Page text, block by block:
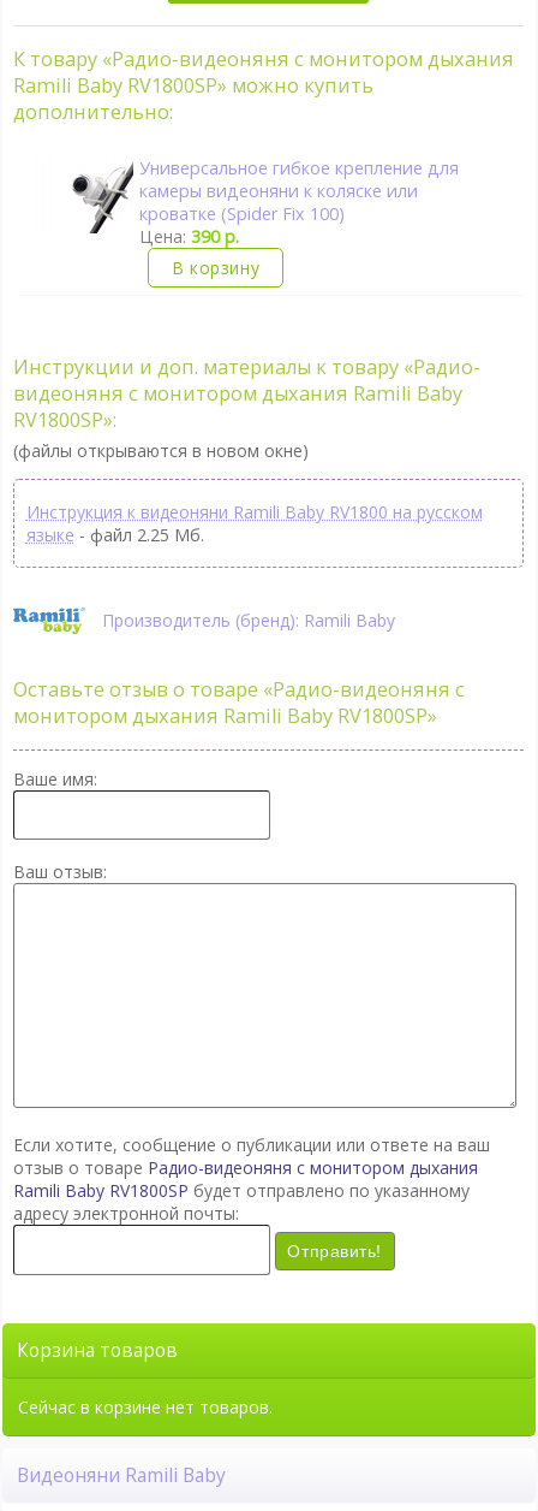
К товару «Радио-видеоняня с монитором дыхания
Ramili Baby RV1800SP» можно купить
дополнительно:
Универсальное гибкое крепление для
камеры видеоняни к коляске или
кроватке (Spider Fix 100)
Цена:390 р.
В корзину
Инструкции и доп. материалы к товару «Радио-
видеоняня с монитором дыхания Ramili Baby
RV1800SP»:
(файлы открываются в новом окне)
Инструкция к видеоняни Ramili Baby RV1800 на русском
языке - файл 2.25 Мб.
Производитель (бренд): Ramili Baby
Оставьте отзыв о товаре «Радио-видеоняня с
монитором дыхания Ramili Baby RV1800SP»
Ваше имя:
Ваш отзыв:
Если хотите, сообщение о публикации или ответе на ваш
отзыв о товаре Радио-видеоняня с монитором дыхания
Ramili Baby RV1800SP будет отправлено по указанному
адресу электронной почты:
Отправить!
Корзина товаров
Сейчас в корзине нет товаров.
Видеоняни Ramili Baby